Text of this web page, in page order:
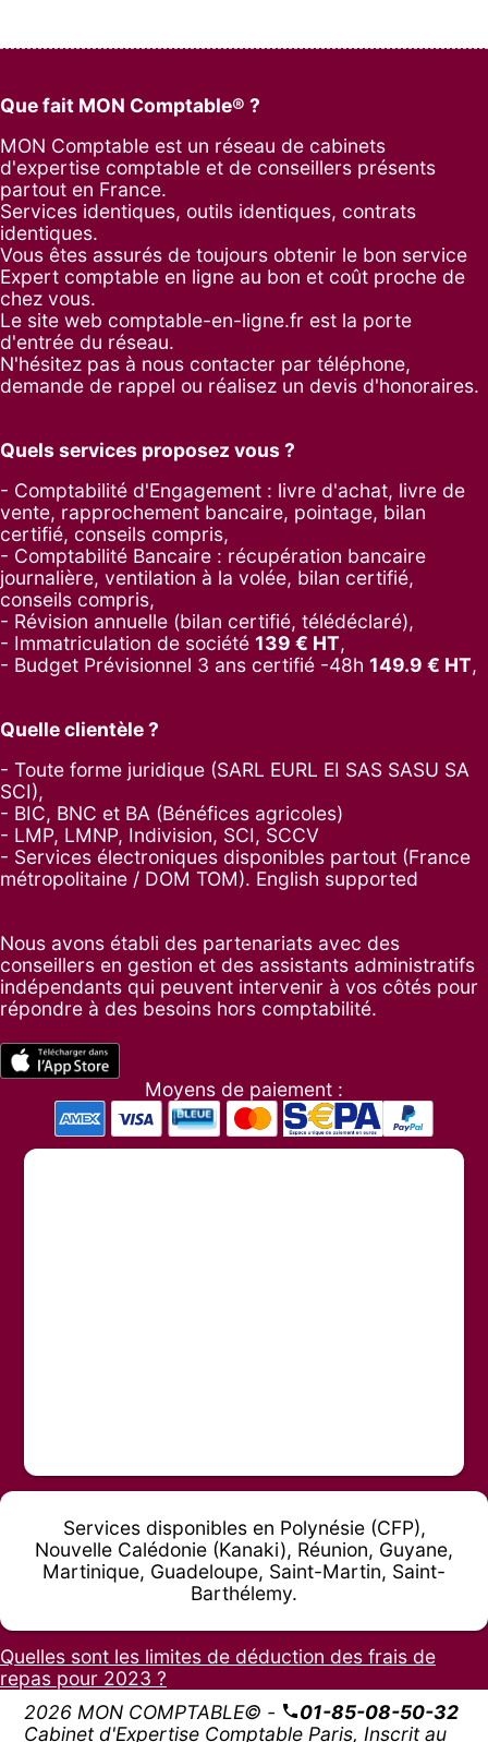
Que fait MON Comptable® ?
MON Comptable est un réseau de cabinets
d'expertise comptable et de conseillers présents
partout en France.
Services identiques, outils identiques, contrats
identiques.
Vous êtes assurés de toujours obtenir le bon service
Expert comptable en ligne au bon et coût proche de
chez vous.
Le site web comptable-en-ligne.fr est la porte
d'entrée du réseau.
N'hésitez pas à nous contacter par téléphone,
demande de rappel ou réalisez un devis d'honoraires.
Quels services proposez vous ?
- Comptabilité d'Engagement : livre d'achat, livre de
vente, rapprochement bancaire, pointage, bilan
certifié, conseils compris,
- Comptabilité Bancaire : récupération bancaire
journalière, ventilation à la volée, bilan certifié,
conseils compris,
- Révision annuelle (bilan certifié, télédéclaré),
- Immatriculation de société 139 € HT,
- Budget Prévisionnel 3 ans certifié -48h 149.9 € HT,
Quelle clientèle ?
- Toute forme juridique (SARL EURL EI SAS SASU SA
SCI),
- BIC, BNC et BA (Bénéfices agricoles)
- LMP, LMNP, Indivision, SCI, SCCV
- Services électroniques disponibles partout (France
métropolitaine / DOM TOM). English supported
Nous avons établi des partenariats avec des
conseillers en gestion et des assistants administratifs
indépendants qui peuvent intervenir à vos côtés pour
répondre à des besoins hors comptabilité.
Moyens de paiement :
Services disponibles en Polynésie (CFP),
Nouvelle Calédonie (Kanaki), Réunion, Guyane,
Martinique, Guadeloupe, Saint-Martin, Saint-
Barthélemy.
Quelles sont les limites de déduction des frais de
repas pour 2023 ?
2026 MON COMPTABLE© -
01-85-08-50-32
Cabinet d'Expertise Comptable Paris, Inscrit au